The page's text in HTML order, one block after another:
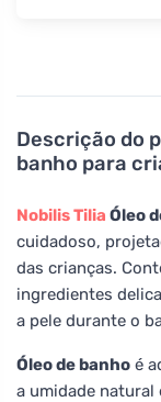
Descrição do
banho para
Nobilis Tilia Óleo
cuidadoso,
das crianças.
ingredientes
a pele durante o
Óleo de banho é
a umidade natural